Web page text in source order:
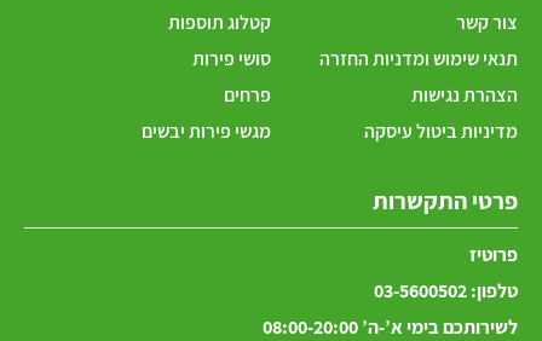
צור קשר
תנאי שימוש ומדניות החזרה
הצהרת נגישות
מדיניות ביטול עיסקה
קטלוג תוספות
סושי פירות
פרחים
מגשי פירות יבשים
פרטי התקשרות
פרוטיז
טלפון:03-5600502
לשירותכם בימי א’-ה’ 08:00-20:00